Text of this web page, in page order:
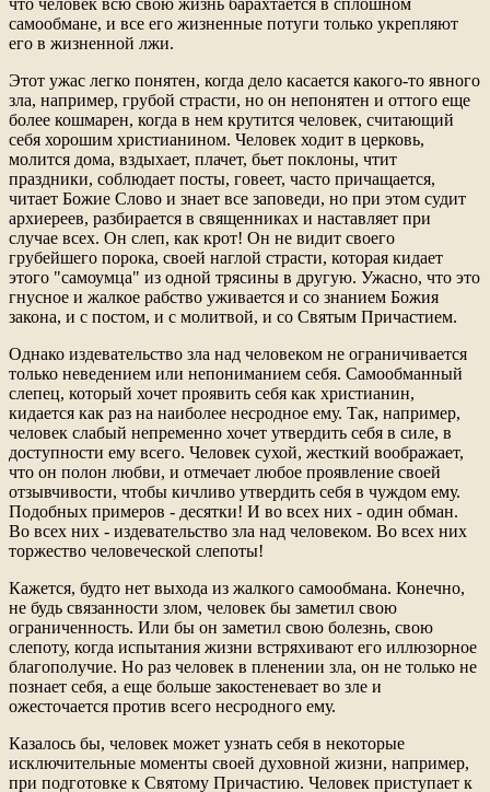
самообмане, и все его жизненные потуги только укрепляют
его в жизненной лжи.
Этот ужас легко понятен, когда дело касается какого-то явного
зла, например, грубой страсти, но он непонятен и оттого еще
более кошмарен, когда в нем крутится человек, считающий
себя хорошим христианином. Человек ходит в церковь,
молится дома, вздыхает, плачет, бьет поклоны, чтит
праздники, соблюдает посты, говеет, часто причащается,
читает Божие Слово и знает все заповеди, но при этом судит
архиереев, разбирается в священниках и наставляет при
случае всех. Он слеп, как крот! Он не видит своего
грубейшего порока, своей наглой страсти, которая кидает
этого "самоумца" из одной трясины в другую. Ужасно, что это
гнусное и жалкое рабство уживается и со знанием Божия
закона, и с постом, и с молитвой, и со Святым Причастием.
Однако издевательство зла над человеком не ограничивается
только неведением или непониманием себя. Самообманный
слепец, который хочет проявить себя как христианин,
кидается как раз на наиболее несродное ему. Так, например,
человек слабый непременно хочет утвердить себя в силе, в
доступности ему всего. Человек сухой, жесткий воображает,
что он полон любви, и отмечает любое проявление своей
отзывчивости, чтобы кичливо утвердить себя в чуждом ему.
Подобных примеров - десятки! И во всех них - один обман.
Во всех них - издевательство зла над человеком. Во всех них
торжество человеческой слепоты!
Кажется, будто нет выхода из жалкого самообмана. Конечно,
не будь связанности злом, человек бы заметил свою
ограниченность. Или бы он заметил свою болезнь, свою
слепоту, когда испытания жизни встряхивают его иллюзорное
благополучие. Но раз человек в пленении зла, он не только не
познает себя, а еще больше закостеневает во зле и
ожесточается против всего несродного ему.
Казалось бы, человек может узнать себя в некоторые
исключительные моменты своей духовной жизни, например,
при подготовке к Святому Причастию. Человек приступает к